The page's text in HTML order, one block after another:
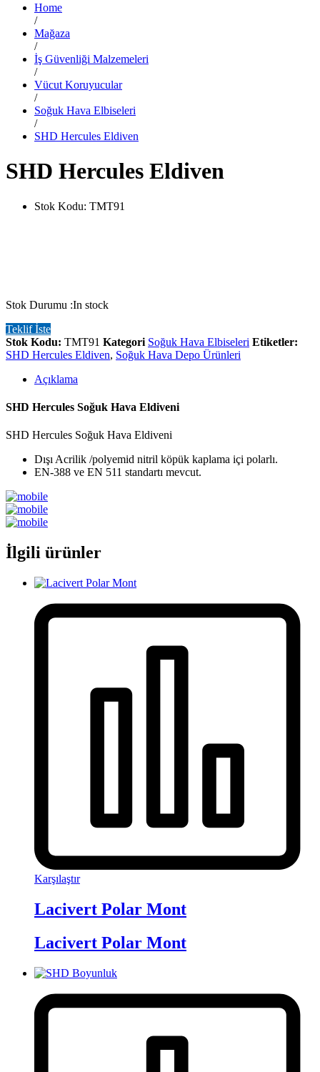
Home
/
Mağaza
/
İş Güvenliği Malzemeleri
/
Vücut Koruyucular
/
Soğuk Hava Elbiseleri
/
SHD Hercules Eldiven
SHD Hercules Eldiven
Stok Kodu: TMT91
Stok Durumu :In stock
Teklif İste
Stok Kodu: TMT91 Kategori Soğuk Hava Elbiseleri Etiketler:
SHD Hercules Eldiven, Soğuk Hava Depo Ürünleri
Açıklama
SHD Hercules Soğuk Hava Eldiveni
SHD Hercules Soğuk Hava Eldiveni
Dışı Acrilik /polyemid nitril köpük kaplama içi polarlı.
EN-388 ve EN 511 standartı mevcut.
İlgili ürünler
Karşılaştır
Lacivert Polar Mont
Lacivert Polar Mont